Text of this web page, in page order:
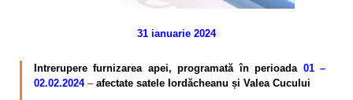
31 ianuarie 2024
Intrerupere furnizarea apei, programată în perioada 01 –
02.02.2024– afectate satele Iordăcheanu și Valea Cucului